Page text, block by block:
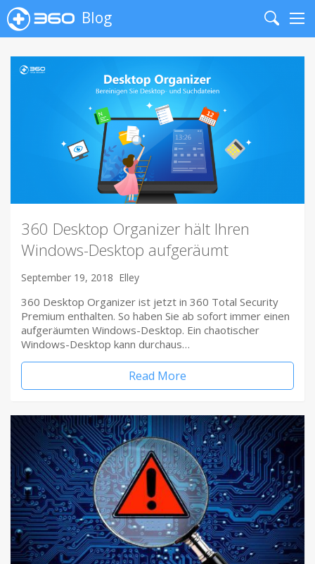
Blog
Search
360 Desktop Organizer hält Ihren
Windows-Desktop aufgeräumt
September 19, 2018 Elley
360 Desktop Organizer ist jetzt in 360 Total Security
Premium enthalten. So haben Sie ab sofort immer einen
aufgeräumten Windows-Desktop. Ein chaotischer
Windows-Desktop kann durchaus…
Read More